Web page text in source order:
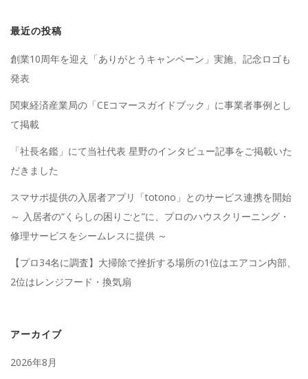
最近の投稿
創業10周年を迎え「ありがとうキャンペーン」実施、記念ロゴも
発表
関東経済産業局の「CEコマースガイドブック」に事業者事例とし
て掲載
「社長名鑑」にて当社代表 星野のインタビュー記事をご掲載いた
だきました
スマサポ提供の入居者アプリ「totono」とのサービス連携を開始
～ 入居者の“くらしの困りごと”に、プロのハウスクリーニング・
修理サービスをシームレスに提供 ～
【プロ34名に調査】大掃除で挫折する場所の1位はエアコン内部、
2位はレンジフード・換気扇
アーカイブ
2026年8月